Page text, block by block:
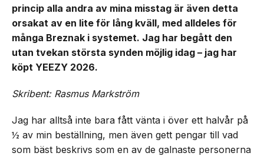
princip alla andra av mina misstag är även detta
orsakat av en lite för lång kväll, med alldeles för
många Breznak i systemet. Jag har begått den
utan tvekan största synden möjlig idag – jag har
köpt YEEZY 2026.
Skribent: Rasmus Markström
Jag har alltså inte bara fått vänta i över ett halvår på
½ av min beställning, men även gett pengar till vad
som bäst beskrivs som en av de galnaste personerna